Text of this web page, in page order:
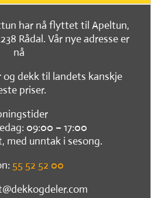
har nå flyttet til Apeltun,
Rådal. Vår nye adresse er
nå
og dekk til landets kanskje
priser.
09:00 – 17:00
med unntak i sesong.
55 52 52 00